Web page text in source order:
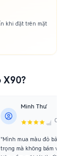
khi đặt trên mặt
X90?
Minh Thư
05/
"Mình mua màu đỏ bản
trọng mà không bám vân